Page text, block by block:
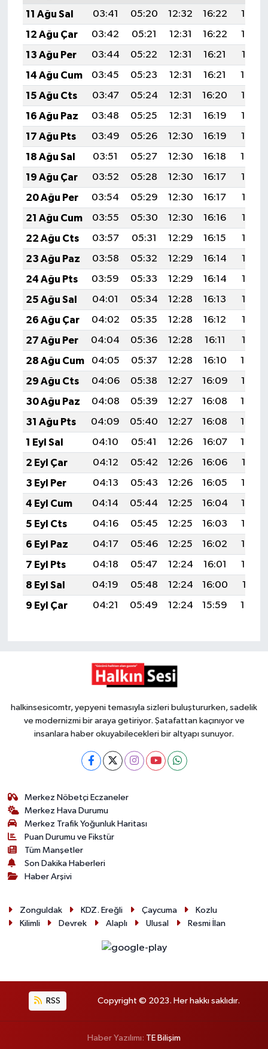
11 Ağu Sal
03:41 05:20 12:32 16:22
19:33
12 Ağu Çar
03:42 05:21 12:31 16:22
19:32
13 Ağu Per
03:44 05:22 12:31 16:21
19:31
14 Ağu Cum
03:45 05:23 12:31 16:21
19:29
15 Ağu Cts
03:47 05:24 12:31 16:20
19:28
16 Ağu Paz
03:48 05:25 12:31 16:19
19:27
17 Ağu Pts
03:49 05:26 12:30 16:19
19:25
18 Ağu Sal
03:51 05:27 12:30 16:18
19:24
19 Ağu Çar
03:52 05:28 12:30 16:17
19:22
20 Ağu Per
03:54 05:29 12:30 16:17
19:21
21 Ağu Cum
03:55 05:30 12:30 16:16
19:19
22 Ağu Cts
03:57 05:31 12:29 16:15
19:18
23 Ağu Paz
03:58 05:32 12:29 16:14
19:16
24 Ağu Pts
03:59 05:33 12:29 16:14
19:15
25 Ağu Sal
04:01 05:34 12:28 16:13
19:13
26 Ağu Çar
04:02 05:35 12:28 16:12
19:12
27 Ağu Per
04:04 05:36 12:28 16:11
19:10
28 Ağu Cum
04:05 05:37 12:28 16:10
19:09
29 Ağu Cts
04:06 05:38 12:27 16:09
19:07
30 Ağu Paz
04:08 05:39 12:27 16:08
19:05
31 Ağu Pts
04:09 05:40 12:27 16:08
19:04
1 Eyl Sal
04:10 05:41 12:26 16:07
19:02
2 Eyl Çar
04:12 05:42 12:26 16:06
19:01
3 Eyl Per
04:13 05:43 12:26 16:05
18:59
4 Eyl Cum
04:14 05:44 12:25 16:04
18:57
5 Eyl Cts
04:16 05:45 12:25 16:03
18:56
6 Eyl Paz
04:17 05:46 12:25 16:02
18:54
7 Eyl Pts
04:18 05:47 12:24 16:01
18:52
8 Eyl Sal
04:19 05:48 12:24 16:00
18:51
9 Eyl Çar
04:21 05:49 12:24 15:59 18:49
halkinsesicomtr, yepyeni temasıyla sizleri buluştururken, sadelik
ve modernizmi bir araya getiriyor. Şatafattan kaçınıyor ve
insanlara haber okuyabilecekleri bir altyapı sunuyor.
Merkez Nöbetçi Eczaneler
Merkez Hava Durumu
Merkez Trafik Yoğunluk Haritası
Puan Durumu ve Fikstür
Tüm Manşetler
Son Dakika Haberleri
Haber Arşivi
Zonguldak KDZ. Ereğli Çaycuma
Kozlu
Kilimli
Devrek Alaplı Ulusal Resmi İlan
RSS Copyright © 2023. Her hakkı saklıdır.
Haber Yazılımı: TE Bilişim
Sağlık
SİYASET
Spor
Ulusal
Yaşam